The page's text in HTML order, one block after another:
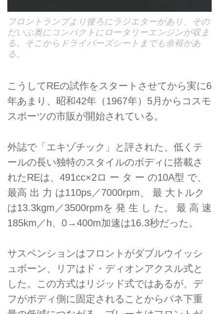
フロントランプより後ろにラジエターがあり、その
だいぶ奥にコンパクトにロータリーエンジンが収ま
る。そこからドライバーズシートまでも余裕があ
る。
こうしてREの試作をスタートさせてから実に6
年あまり、昭和42年（1967年）5月からコスモ
スポーツの市販が開始されている。
外誌で「エキゾチック」と評された、低くテ
ールの長い独特のスタイルのボディに搭載さ
れたREは、491cc×2ロ ー タ ー の10A型 で、
最高 出 力 は110ps／7000rpm、 最 大トルク
は13.3kgm／3500rpmを 発 生 し た。 最 高 速
185km／h、0→400m加速は16.3秒だった。
サスペンションはフロントがダブルウイッシ
ュボーン、リアはド・ディオンアクスル式と
した。この方式はリジッド式ではあるが、デ
フがボディ側に固定されることからバネ下重